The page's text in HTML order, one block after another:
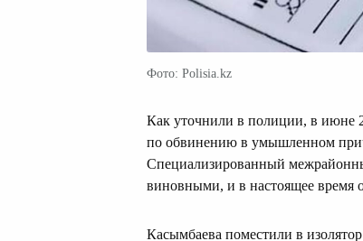
Фото: Polisia.kz
Как уточнили в полиции, в июне
по обвинению в умышленном
Специализированный
виновными, и в настоящее время
Касымбаева поместили в